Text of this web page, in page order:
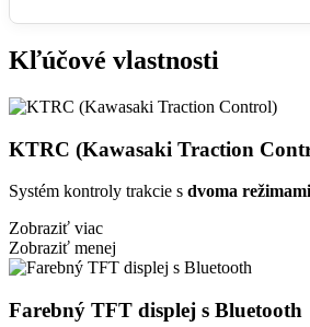
Kľúčové vlastnosti
KTRC (Kawasaki Traction
Systém kontroly trakcie s dvoma
Zobraziť viac
Zobraziť menej
Farebný TFT displej s Bluetooth